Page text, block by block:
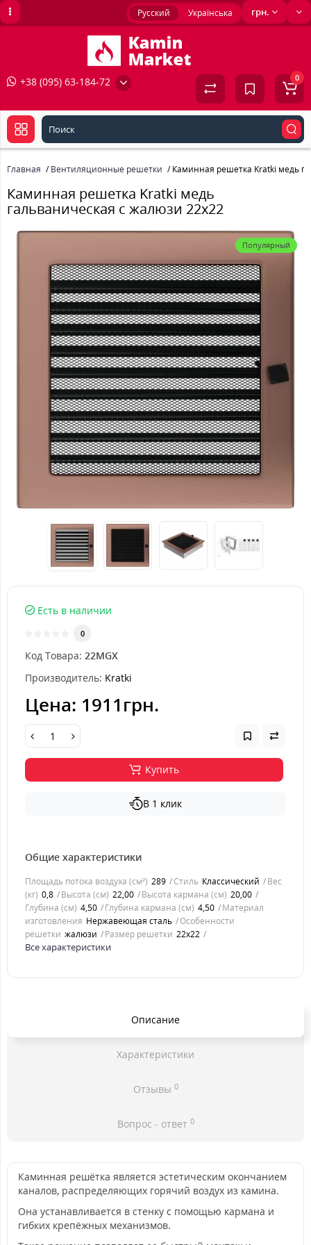
грн.
Русский Українська
+38 (095) 63-184-72 0
Главная Вентиляционные решетки Каминная решетка Kratki медь
Каминная решетка Kratki медь
гальваническая с жалюзи 22x22
Популярный
Есть в наличии
0
Код Товара: 22MGX
Производитель: Kratki
Цена: 1911грн.
Купить
В 1 клик
Общие характеристики
Площадь потока воздуха (см²) 289 Стиль Классический
Вес
(кг) 0,8 Высота (см) 22,00 Высота кармана (см) 20,00
Глубина (см) 4,50 Глубина кармана (см) 4,50
Материал
изготовления Нержавеющая сталь
Особенности
решетки жалюзи Размер решетки 22x22
Все характеристики
Описание
Характеристики
Отзывы 0
Вопрос - ответ 0
Каминная решётка является эстетическим окончанием
каналов, распределяющих горячий воздух из камина.
Она устанавливается в стенку с помощью кармана и
гибких крепёжных механизмов.